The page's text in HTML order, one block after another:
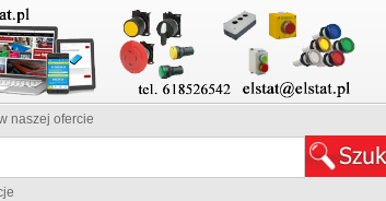
naszej ofercie